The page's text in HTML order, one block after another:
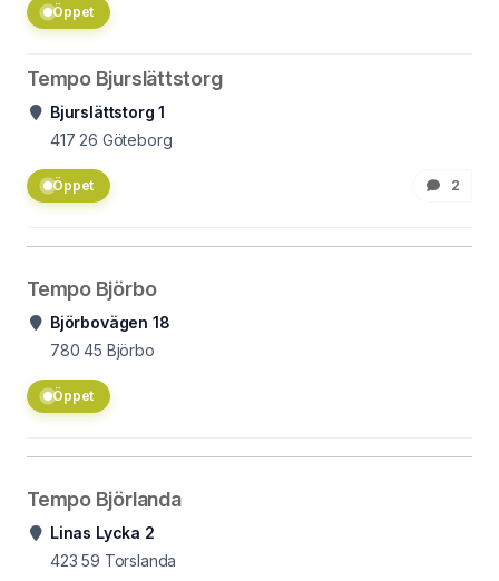
Öppet
Tempo Bjurslättstorg
Bjurslättstorg 1
417 26 Göteborg
Öppet 2
Tempo Björbo
Björbovägen 18
780 45 Björbo
Öppet
Tempo Björlanda
Linas Lycka 2
423 59 Torslanda